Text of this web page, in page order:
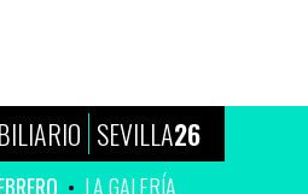
SEVILLA26
LA GALERÍA